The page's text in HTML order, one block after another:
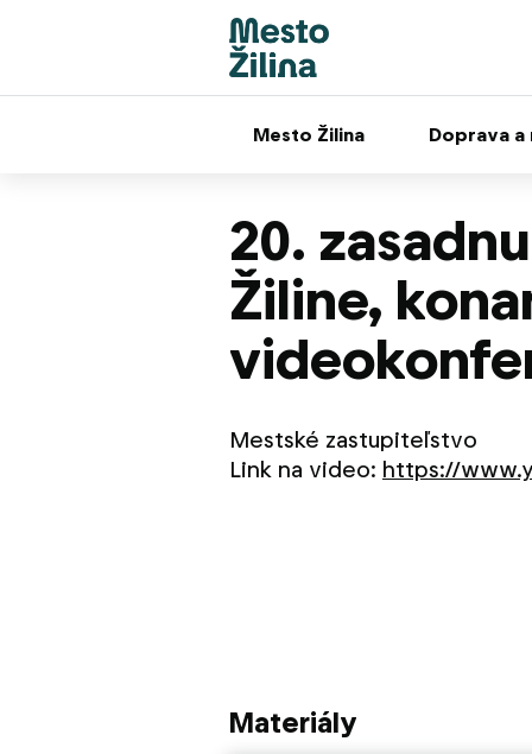
Mesto Žilina Doprava a
20.
Žiline,
Mestské zastupiteľstvo
Link na video: https://
Materiály